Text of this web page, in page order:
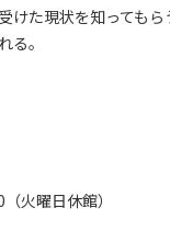
た現状を知っても
る。
火曜日休館）